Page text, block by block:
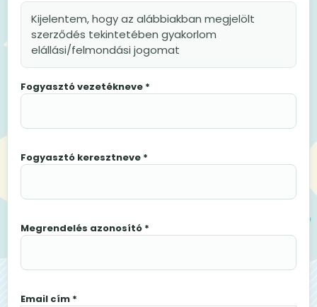
Kijelentem, hogy az alábbiakban megjelölt
szerződés tekintetében gyakorlom
elállási/felmondási jogomat
Fogyasztó vezetékneve *
Fogyasztó keresztneve *
Megrendelés azonosító *
Email cím *